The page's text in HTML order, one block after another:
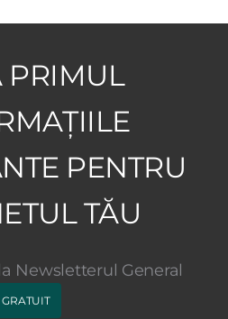
PRIMUL
PENTRU
TĂU
Newsletterul General
GRATUIT